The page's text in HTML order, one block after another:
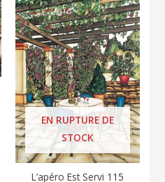
EN RUPTURE DE
STOCK
L’apéro Est Servi 115